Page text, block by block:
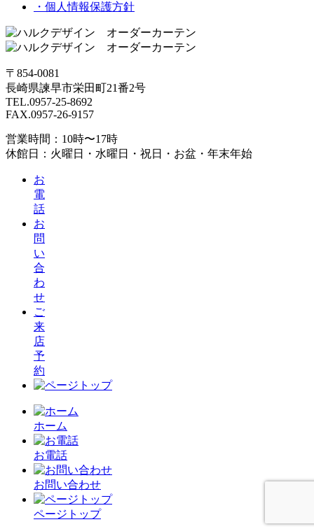
・個人情報保護方針
〒854-0081
長崎県諫早市栄田町21番2号
TEL.0957-25-8692
FAX.0957-26-9157
営業時間：10時〜17時
休館日：火曜日・水曜日・祝日・お盆・年末年始
お
電
話
お
問
い
合
わ
せ
ご
来
店
予
約
ホーム
お電話
お問い合わせ
ページトップ